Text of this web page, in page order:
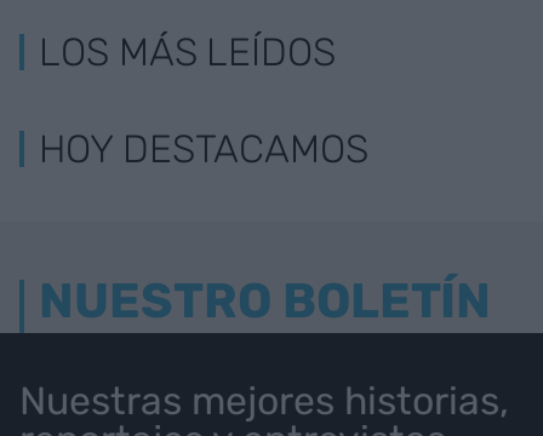
LOS MÁS LEÍDOS
HOY DESTACAMOS
NUESTRO BOLETÍN
Nuestras mejores historias,